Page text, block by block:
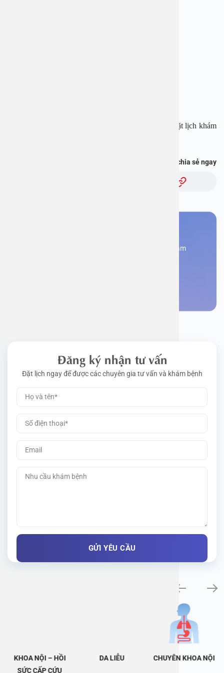
Tải APP Bệnh viện An Việt để “Tra cứu kết quả – Đặt lịch khám
Bạn thấy thông tin này hữu ích, chia sẻ ngay
Đăng kí ngay để được các chuyên gia tư vấn và khám
Đăng ký nhận tư vấn
Đặt lịch ngay để được các chuyên gia tư vấn và khám bệnh
KHOA NỘI – HỒI
SỨC CẤP CỨU
DA LIỄU CHUYÊN KHOA NỘI